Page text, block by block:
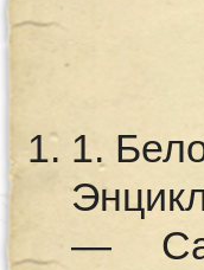
1.
—